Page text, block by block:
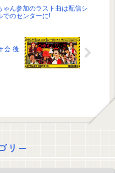
ゃん参加のラスト曲は配信シ
でのセンターに!
会 後
リー